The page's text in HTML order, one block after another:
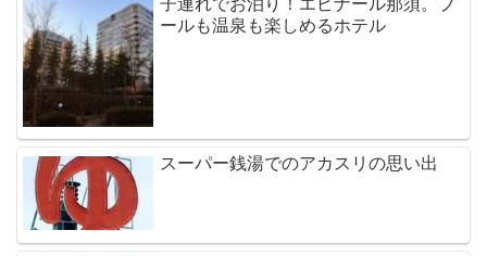
子連れでお泊り！エピナール那須。プ
ールも温泉も楽しめるホテル
スーパー銭湯でのアカスリの思い出